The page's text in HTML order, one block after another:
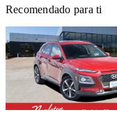
Recomendado para ti